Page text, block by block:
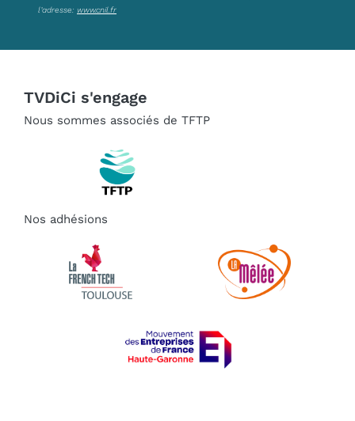
l’adresse: www.cnil.fr
TVDiCi s'engage
Nous sommes associés de TFTP
Nos adhésions